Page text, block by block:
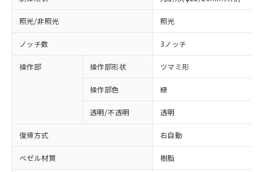
照光/非照光 照光
ノッチ数 3ノッチ
操作部 操作部形状 ツマミ形
操作部色 緑
透明/不透明 透明
復帰方式 右自動
ベゼル材質 樹脂